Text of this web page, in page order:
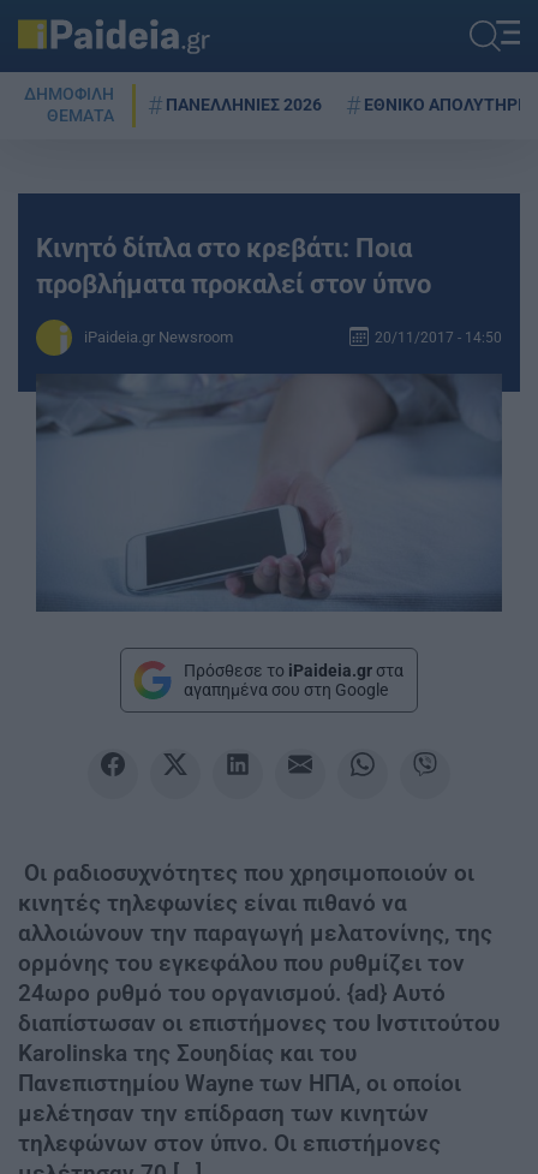
ΔΗΜΟΦΙΛΗ
ΘΕΜΑΤΑ
ΠΑΝΕΛΛΗΝΙΕΣ 2026 ΕΘΝΙΚΟ ΑΠΟΛΥΤΗΡΙΟ
Κινητό δίπλα στο κρεβάτι: Ποια
προβλήματα προκαλεί στον ύπνο
iPaideia.gr Newsroom 20/11/2017 - 14:50
Πρόσθεσε το iPaideia.gr στα
αγαπημένα σου στη Google
Οι ραδιοσυχνότητες που χρησιμοποιούν οι
κινητές τηλεφωνίες είναι πιθανό να
αλλοιώνουν την παραγωγή μελατονίνης, της
ορμόνης του εγκεφάλου που ρυθμίζει τον
24ωρο ρυθμό του οργανισμού. {ad} Αυτό
διαπίστωσαν οι επιστήμονες του Ινστιτούτου
Karolinska της Σουηδίας και του
Πανεπιστημίου Wayne των ΗΠΑ, οι οποίοι
μελέτησαν την επίδραση των κινητών
τηλεφώνων στον ύπνο. Οι επιστήμονες